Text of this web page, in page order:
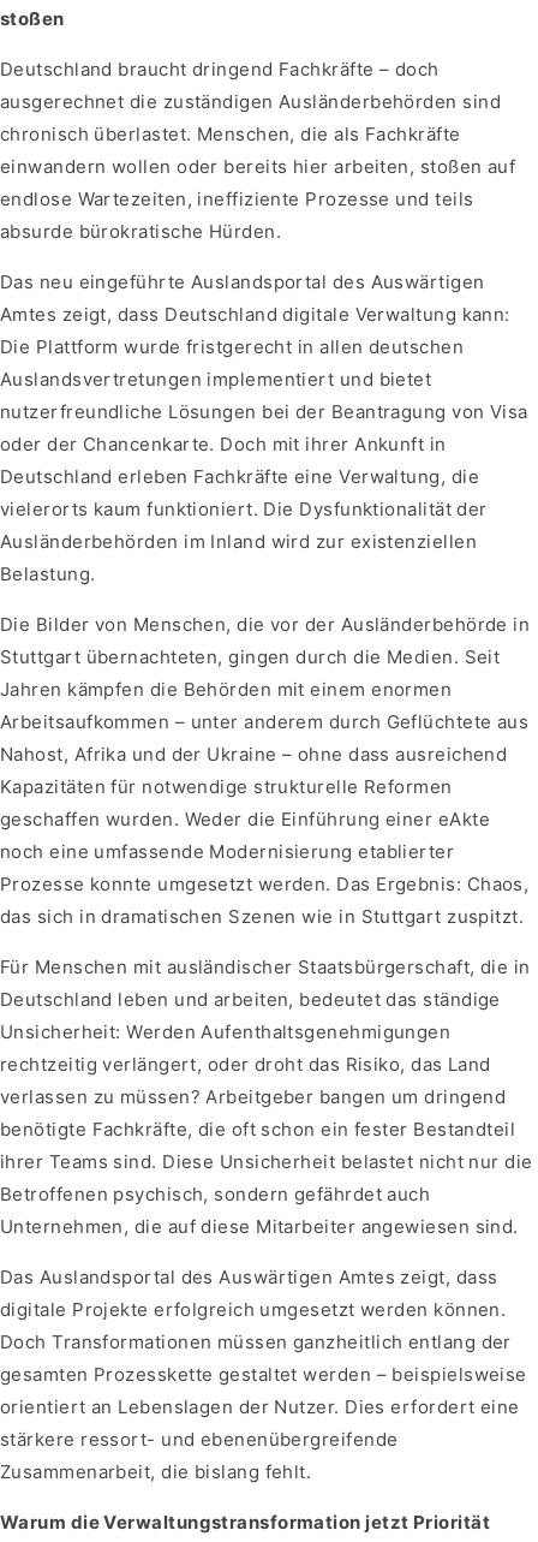
stoßen
Deutschland braucht dringend Fachkräfte – doch
ausgerechnet die zuständigen Ausländerbehörden sind
chronisch überlastet. Menschen, die als Fachkräfte
einwandern wollen oder bereits hier arbeiten, stoßen auf
endlose Wartezeiten, ineffiziente Prozesse und teils
absurde bürokratische Hürden.
Das neu eingeführte Auslandsportal des Auswärtigen
Amtes zeigt, dass Deutschland digitale Verwaltung kann:
Die Plattform wurde fristgerecht in allen deutschen
Auslandsvertretungen implementiert und bietet
nutzerfreundliche Lösungen bei der Beantragung von Visa
oder der Chancenkarte. Doch mit ihrer Ankunft in
Deutschland erleben Fachkräfte eine Verwaltung, die
vielerorts kaum funktioniert. Die Dysfunktionalität der
Ausländerbehörden im Inland wird zur existenziellen
Belastung.
Die Bilder von Menschen, die vor der Ausländerbehörde in
Stuttgart übernachteten, gingen durch die Medien. Seit
Jahren kämpfen die Behörden mit einem enormen
Arbeitsaufkommen – unter anderem durch Geflüchtete aus
Nahost, Afrika und der Ukraine – ohne dass ausreichend
Kapazitäten für notwendige strukturelle Reformen
geschaffen wurden. Weder die Einführung einer eAkte
noch eine umfassende Modernisierung etablierter
Prozesse konnte umgesetzt werden. Das Ergebnis: Chaos,
das sich in dramatischen Szenen wie in Stuttgart zuspitzt.
Für Menschen mit ausländischer Staatsbürgerschaft, die in
Deutschland leben und arbeiten, bedeutet das ständige
Unsicherheit: Werden Aufenthaltsgenehmigungen
rechtzeitig verlängert, oder droht das Risiko, das Land
verlassen zu müssen? Arbeitgeber bangen um dringend
benötigte Fachkräfte, die oft schon ein fester Bestandteil
ihrer Teams sind. Diese Unsicherheit belastet nicht nur die
Betroffenen psychisch, sondern gefährdet auch
Unternehmen, die auf diese Mitarbeiter angewiesen sind.
Das Auslandsportal des Auswärtigen Amtes zeigt, dass
digitale Projekte erfolgreich umgesetzt werden können.
Doch Transformationen müssen ganzheitlich entlang der
gesamten Prozesskette gestaltet werden – beispielsweise
orientiert an Lebenslagen der Nutzer. Dies erfordert eine
stärkere ressort- und ebenenübergreifende
Zusammenarbeit, die bislang fehlt.
Warum die Verwaltungstransformation jetzt Priorität